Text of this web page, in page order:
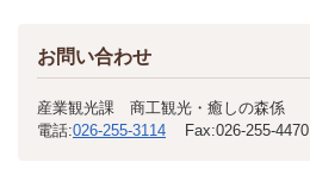
お問い合わせ
産業観光課 商工観光・癒しの森係
電話:026-255-3114 Fax:026-255-4470